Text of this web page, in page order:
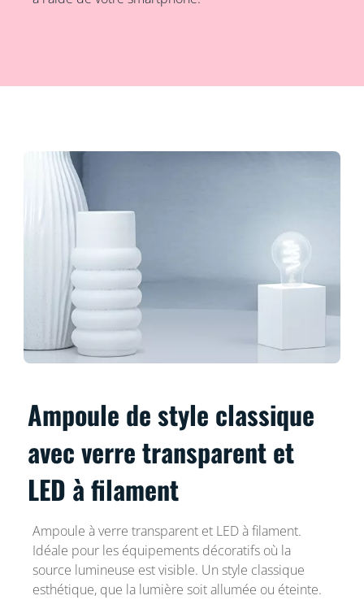
Ampoule de style classique
avec verre transparent et
LED à filament
Ampoule à verre transparent et LED à filament.
Idéale pour les équipements décoratifs où la
source lumineuse est visible. Un style classique
esthétique, que la lumière soit allumée ou éteinte.